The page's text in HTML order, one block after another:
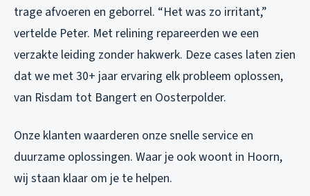
trage afvoeren en geborrel. “Het was zo irritant,”
vertelde Peter. Met relining repareerden we een
verzakte leiding zonder hakwerk. Deze cases laten zien
dat we met 30+ jaar ervaring elk probleem oplossen,
van Risdam tot Bangert en Oosterpolder.
Onze klanten waarderen onze snelle service en
duurzame oplossingen. Waar je ook woont in Hoorn,
wij staan klaar om je te helpen.